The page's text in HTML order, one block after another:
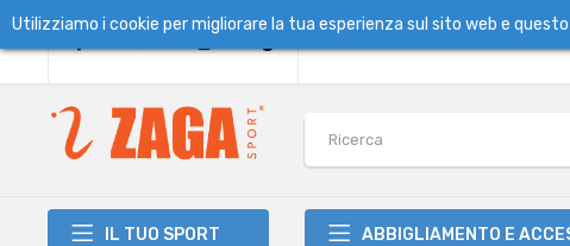
IL TUO SPORT ABBIGLIAMENTO E
Utilizziamo i cookie per migliorare la tua esperienza sul sito web e